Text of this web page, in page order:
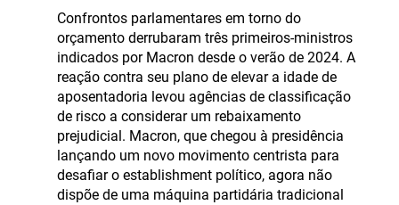
Confrontos parlamentares em torno do
orçamento derrubaram três primeiros-ministros
indicados por Macron desde o verão de 2024. A
reação contra seu plano de elevar a idade de
aposentadoria levou agências de classificação
de risco a considerar um rebaixamento
prejudicial. Macron, que chegou à presidência
lançando um novo movimento centrista para
desafiar o establishment político, agora não
dispõe de uma máquina partidária tradicional